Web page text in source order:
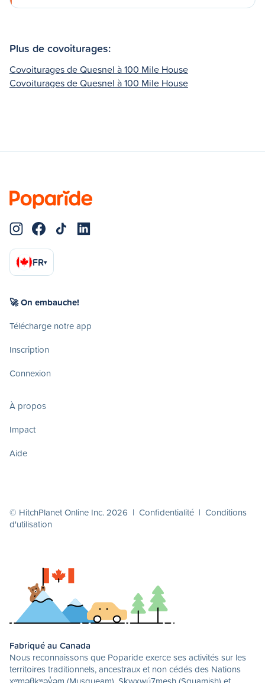
Plus de covoiturages:
Covoiturages de Quesnel à 100 Mile House
Covoiturages de Quesnel à 100 Mile House
FR▾
🚀 On embauche!
Télécharge notre app
Inscription
Connexion
À propos
Impact
Aide
© HitchPlanet Online Inc. 2026 | Confidentialité | Conditions
d'utilisation
Fabriqué au Canada
Nous reconnaissons que Poparide exerce ses activités sur les
territoires traditionnels, ancestraux et non cédés des Nations